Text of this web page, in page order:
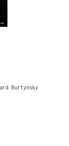
Burtynsky